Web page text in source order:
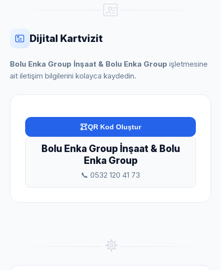
Dijital Kartvizit
Bolu Enka Group İnşaat & Bolu Enka Group işletmesine
ait iletişim bilgilerini kolayca kaydedin.
QR Kod Oluştur
Bolu Enka Group İnşaat & Bolu
Enka Group
📞 0532 120 41 73